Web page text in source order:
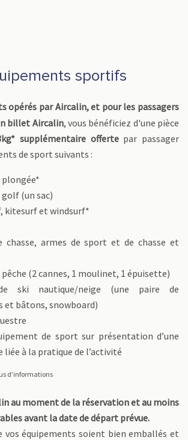
sportifs
opérés par Aircalin, et pour les passagers
billet Aircalin, vous bénéficiez d'une pièce
supplémentaire offertepar passager
de sport suivants :
plongée*
(un sac)
kitesurf et windsurf*
chasse, armes de sport et de chasse et
(2 cannes, 1 moulinet, 1 épuisette)
ski nautique/neige (une paire de
et bâtons, snowboard)
de sport sur présentation d’une
liée à la pratique de l’activité
d’informations
au moment de la réservation et au moins
avant la date de départ prévue.
vos équipements soient bien emballés et